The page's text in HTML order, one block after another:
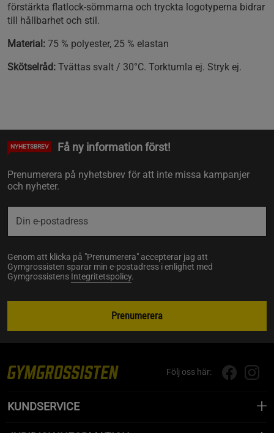
förstärkta flatlock-sömmarna och tryckta logotyperna bidrar
till hållbarhet och stil.
Material: 75 % polyester, 25 % elastan
Skötselråd: Tvättas svalt / 30°C. Torktumla ej. Stryk ej.
NYHETSBREV Få ny information först!
Prenumerera på nyhetsbrev för att inte missa kampanjer
och nyheter.
Genom att klicka på "Prenumerera" accepterar jag att
Gymgrossisten sparar min e-postadress i enlighet med
Gymgrossistens Integritetspolicy.
Prenumerera
Följ oss här:
KUNDSERVICE